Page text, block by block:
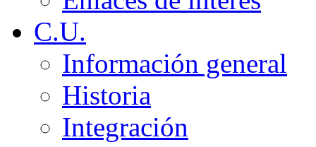
C.U.
Información general
Historia
Integración